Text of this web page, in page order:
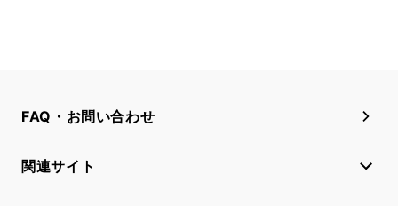
FAQ・お問い合わせ
関連サイト